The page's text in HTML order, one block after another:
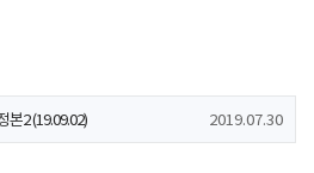
(19.09.02)
본2 (19.09.02) 2019.07.30